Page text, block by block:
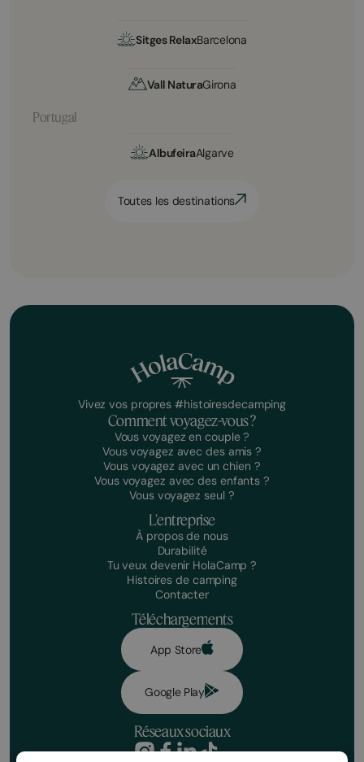
Sitges RelaxBarcelona
Vall NaturaGirona
Portugal
AlbufeiraAlgarve
Toutes les destinations
Vivez vos propres #histoiresdecamping
Comment voyagez-vous ?
Vous voyagez en couple ?
Vous voyagez avec des amis ?
Vous voyagez avec un chien ?
Vous voyagez avec des enfants ?
Vous voyagez seul ?
L'entreprise
À propos de nous
Durabilité
Tu veux devenir HolaCamp ?
Histoires de camping
Contacter
Téléchargements
App Store
Google Play
Réseaux sociaux